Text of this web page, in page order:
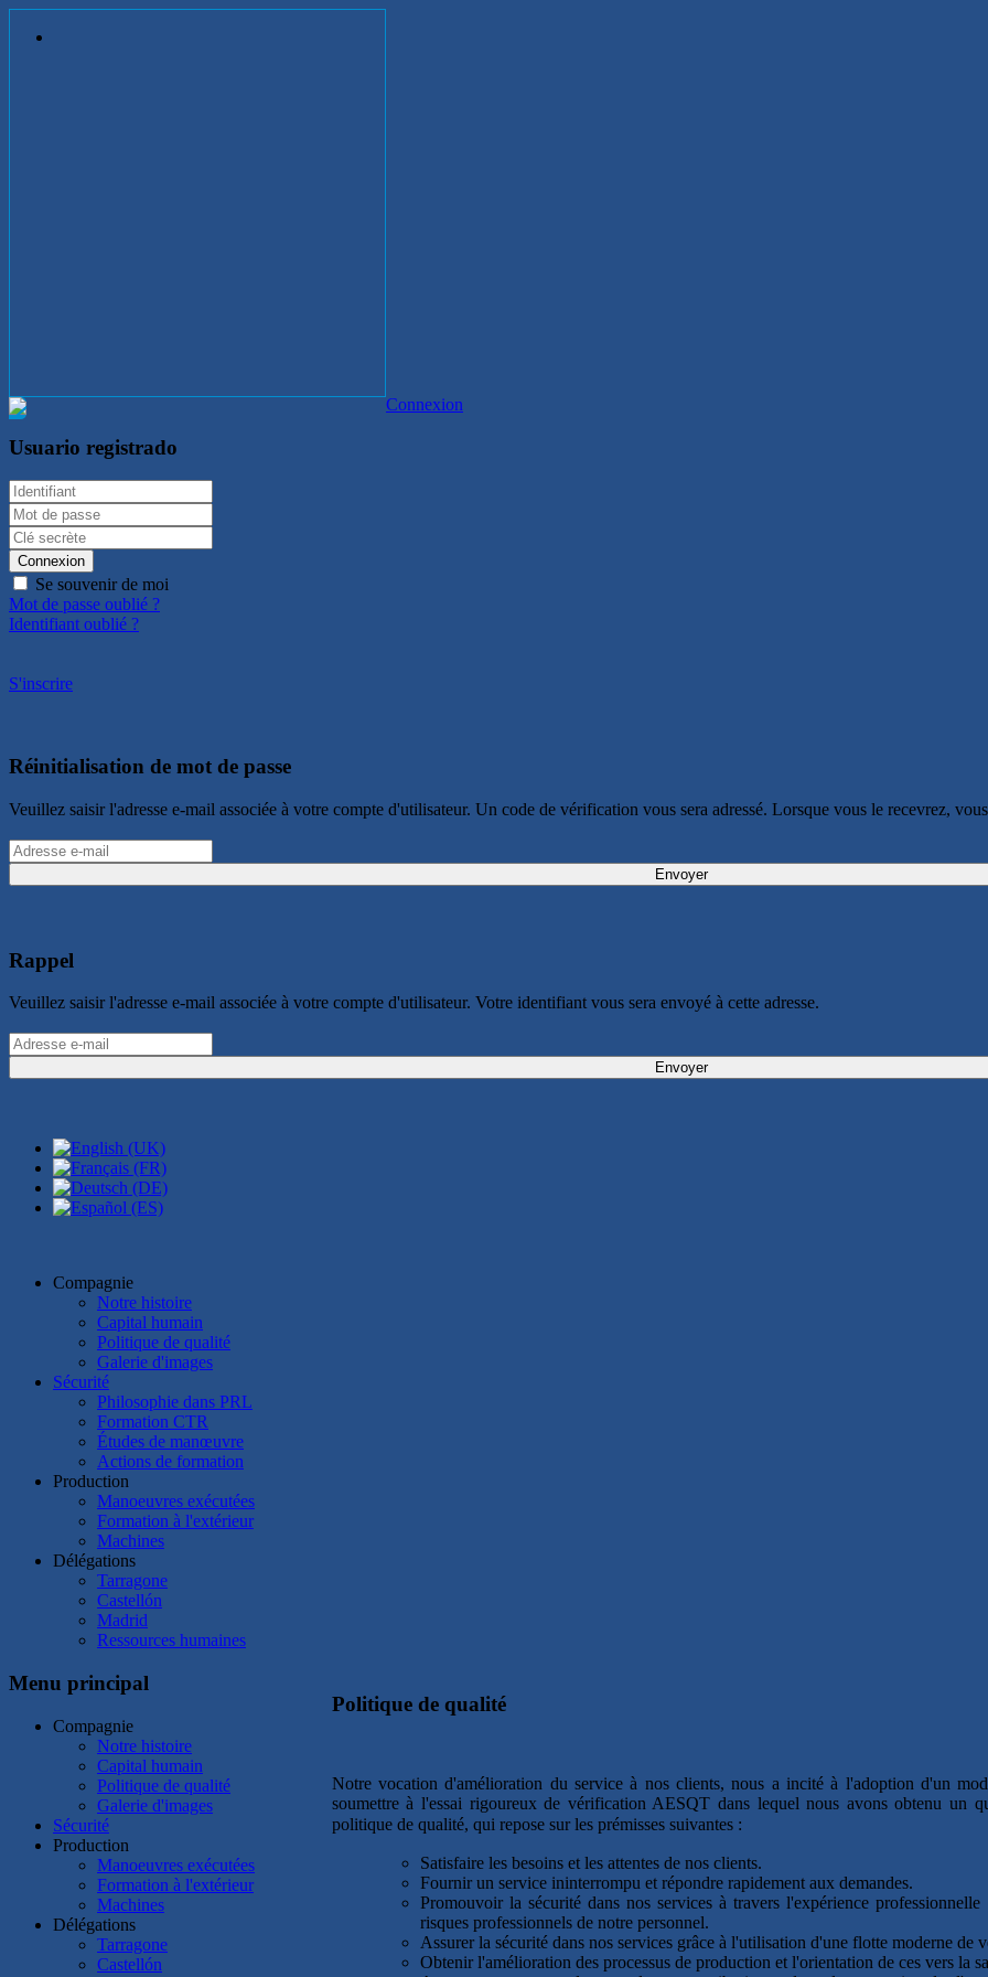
Connexion
Usuario registrado
Connexion
Se souvenir de moi
Mot de passe oublié ?
Identifiant oublié ?
S'inscrire
Réinitialisation de mot de passe
Veuillez saisir l'adresse e-mail associée à votre compte d'utilisateur. Un code de vérification vous sera adressé. Lorsque vous le recevrez,
Envoyer
Rappel
Veuillez saisir l'adresse e-mail associée à votre compte d'utilisateur. Votre identifiant vous sera envoyé à cette adresse.
Envoyer
Compagnie
Notre histoire
Capital humain
Politique de qualité
Galerie d'images
Sécurité
Philosophie dans PRL
Formation CTR
Études de manœuvre
Actions de formation
Production
Manoeuvres exécutées
Formation à l'extérieur
Machines
Délégations
Tarragone
Castellón
Madrid
Ressources humaines
Politique de qualité
Notre vocation d'amélioration du service à nos clients, nous a incité à l'adoption d'un
soumettre à l'essai rigoureux de vérification AESQT dans lequel nous avons obtenu un
politique de qualité, qui repose sur les prémisses suivantes :
Satisfaire les besoins et les attentes de nos clients.
Fournir un service ininterrompu et répondre rapidement aux demandes.
Promouvoir la sécurité dans nos services à travers l'expérience
risques professionnels de notre personnel.
Assurer la sécurité dans nos services grâce à l'utilisation d'une flotte moderne de
Obtenir l'amélioration des processus de production et l'orientation de ces vers la
Menu principal
Compagnie
Notre histoire
Capital humain
Politique de qualité
Galerie d'images
Sécurité
Production
Manoeuvres exécutées
Formation à l'extérieur
Machines
Délégations
Tarragone
Castellón